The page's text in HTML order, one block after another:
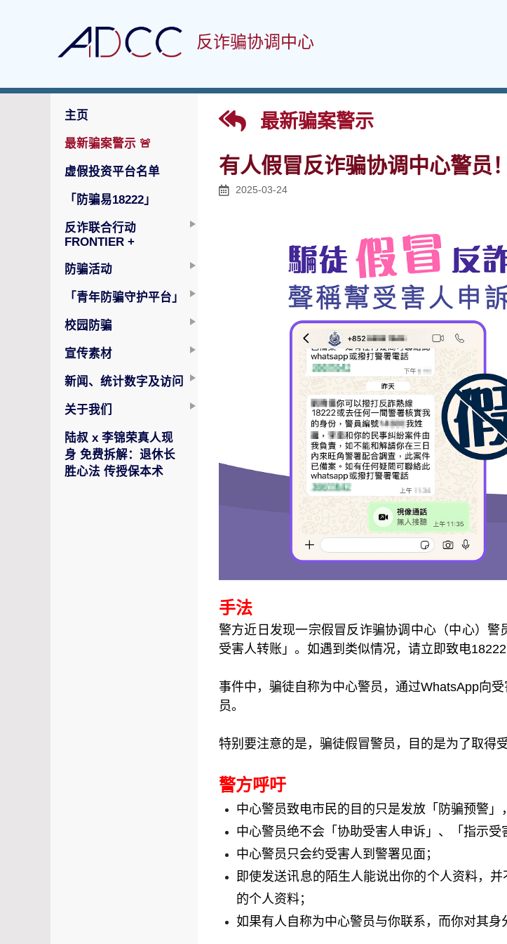
反诈骗协调中心
主页
最新骗案警示 🚨
虚假投资平台名单
「防骗易18222」
反诈联合行动
FRONTIER +
防骗活动
「青年防骗守护平台」
校园防骗
宣传素材
新闻、统计数字及访问
关于我们
陆叔 x 李锦荣真人现
身 免费拆解：退休长
胜心法 传授保本术
最新骗案警示
有人假冒反诈骗协调中心警员！
2025-03-24
手法
警方近日发现一宗假冒反诈骗协调中心（中心）
受害人转账」。如遇到类似情况，请立即致电18222
事件中，骗徒自称为中心警员，通过WhatsApp向
员。
特别要注意的是，骗徒假冒警员，目的是为了取得受
警方呼吁
中心警员致电市民的目的只是发放「防骗预警」
中心警员绝不会「协助受害人申诉」、「指示
中心警员只会约受害人到警署见面；
即使发送讯息的陌生人能说出你的个人资料，
的个人资料；
如果有人自称为中心警员与你联系，而你对其身